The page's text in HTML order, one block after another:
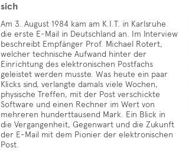
sich
Am 3. August 1984 kam am K.I.T. in Karlsruhe
die erste E-Mail in Deutschland an. Im Interview
beschreibt Empfänger Prof. Michael Rotert,
welcher technische Aufwand hinter der
Einrichtung des elektronischen Postfachs
geleistet werden musste. Was heute ein paar
Klicks sind, verlangte damals viele Wochen,
physische Treffen, mit der Post verschickte
Software und einen Rechner im Wert von
mehreren hunderttausend Mark. Ein Blick in
die Vergangenheit, Gegenwart und die Zukunft
der E-Mail mit dem Pionier der elektronischen
Post.